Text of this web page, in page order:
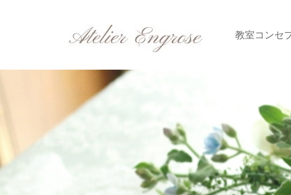
教室コンセ